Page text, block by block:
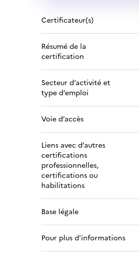
Certificateur(s)
Résumé de la
certification
Secteur d’activité et
type d’emploi
Voie d’accès
Liens avec d’autres
certifications
professionnelles,
certifications ou
habilitations
Base légale
Pour plus d’informations